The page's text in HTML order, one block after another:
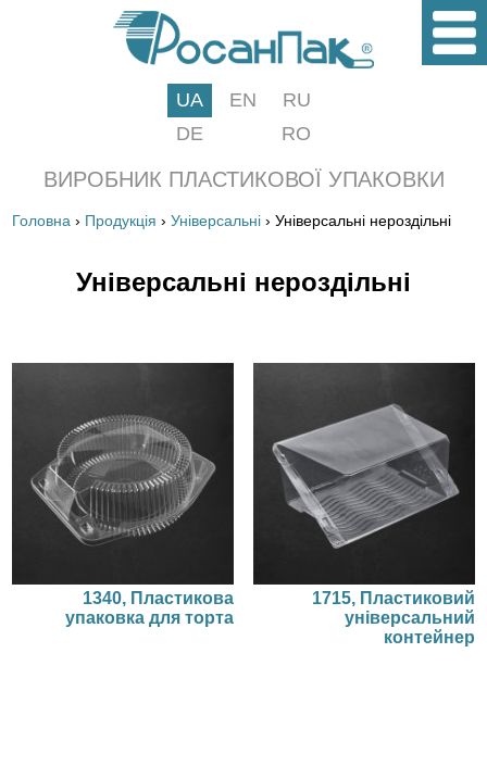
UA EN
RU
DE
RO
ВИРОБНИК ПЛАСТИКОВОЇ УПАКОВКИ
Головна › Продукція ›Універсальні › Універсальні нероздільні
Універсальні нероздільні
1340, Пластикова
упаковка для торта
1715, Пластиковий
універсальний
контейнер